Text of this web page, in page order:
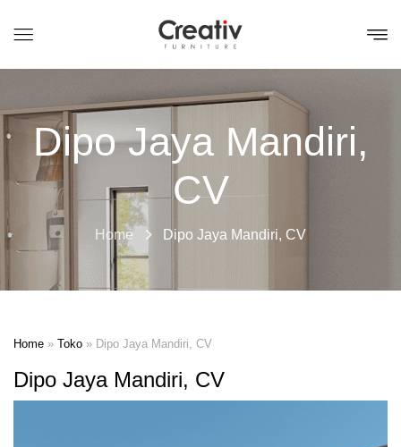
Dipo Jaya Mandiri,
CV
Home Dipo Jaya Mandiri, CV
Home » Toko » Dipo Jaya Mandiri, CV
Dipo Jaya Mandiri, CV